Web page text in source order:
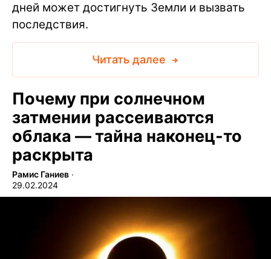
дней может достигнуть Земли и вызвать
последствия.
Читать далее
Почему при солнечном
затмении рассеиваются
облака — тайна наконец-то
раскрыта
Рамис Ганиев ∙
29.02.2024